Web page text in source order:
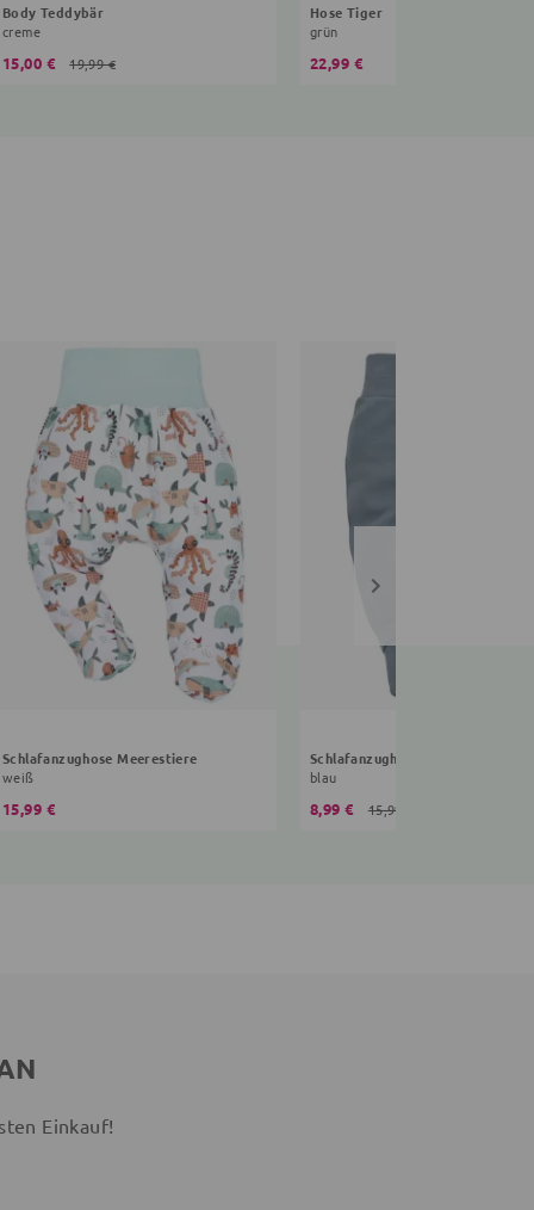
Body Teddybär
creme
15,00 € 19,99 €
Hose Tiger
grün
22,99 €
Schlafanzughose Meerestiere
weiß
15,99 €
Schlafanzughose Roller
blau
8,99 € 15,99 €
Einkauf!